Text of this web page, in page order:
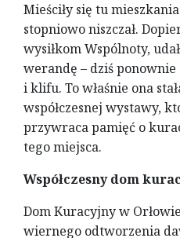
Mieściły się tu
stopniowo niszczał.
wysiłkom Wspólnoty,
werandę – dziś
i klifu. To właśnie ona
współczesnej wystawy,
przywraca pamięć o
tego miejsca.
Współczesny dom
Dom Kuracyjny w
wiernego odtworzenia